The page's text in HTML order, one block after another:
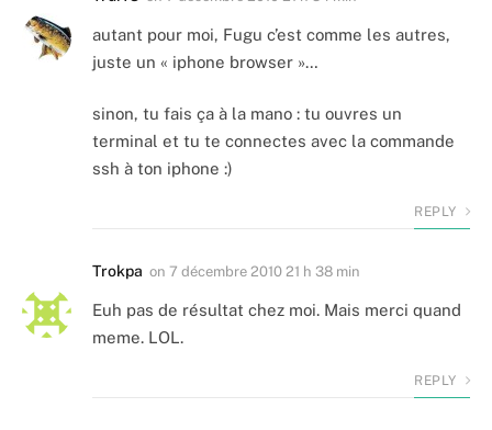
autant pour moi, Fugu c’est comme les autres,
juste un « iphone browser »…
sinon, tu fais ça à la mano : tu ouvres un
terminal et tu te connectes avec la commande
ssh à ton iphone :)
REPLY
Trokpa on 7 décembre 2010 21 h 38 min
Euh pas de résultat chez moi. Mais merci quand
meme. LOL.
REPLY